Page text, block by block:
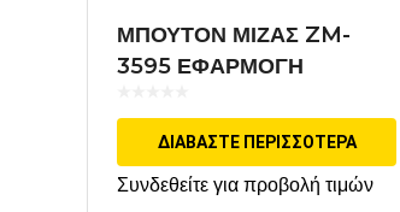
ΜΠΟΥΤΟΝ ΜΙΖΑΣ ZM-
3595 ΕΦΑΡΜΟΓΗ
ΔΙΑΒΆΣΤΕ ΠΕΡΙΣΣΌΤΕΡΑ
Συνδεθείτε για προβολή τιμών